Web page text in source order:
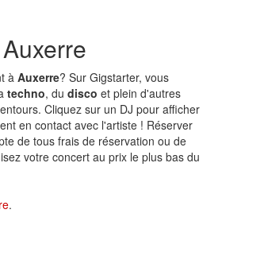
à Auxerre? Sur Gigstarter, vous
techno, du disco et plein d'autres
Cliquez sur un DJ pour afficher
en contact avec l'artiste ! Réserver
de tous frais de réservation ou de
votre concert au prix le plus bas du
.